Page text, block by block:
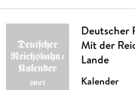
Deutscher
Mit der
Lande
Kalender